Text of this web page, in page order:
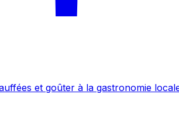
et goûter à la gastronomie